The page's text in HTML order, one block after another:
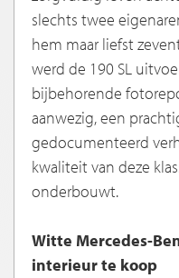
slechts twee
hem maar liefst
werd de 190 SL
bijbehorende
aanwezig, een
gedocumenteerd
kwaliteit van deze
onderbouwt.
Witte Mercedes-
interieur te koop